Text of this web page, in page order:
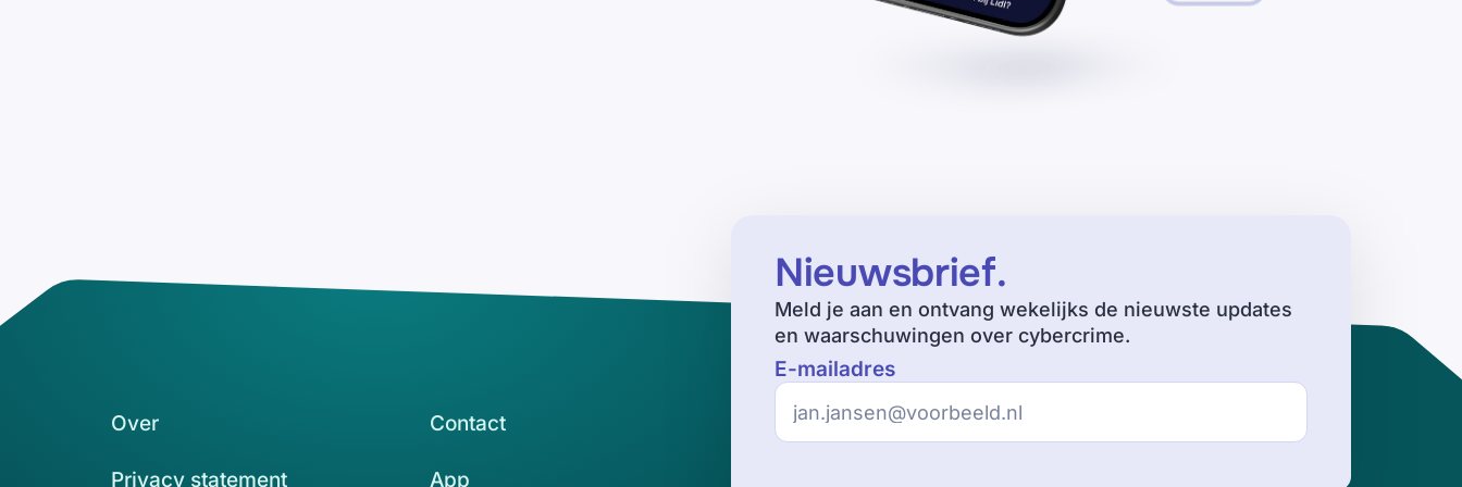
Nieuwsbrief.
Meld je aan en ontvang wekelijks de nieuwste updates
en waarschuwingen over cybercrime.
E-mailadres
Over Contact
Privacy statement App